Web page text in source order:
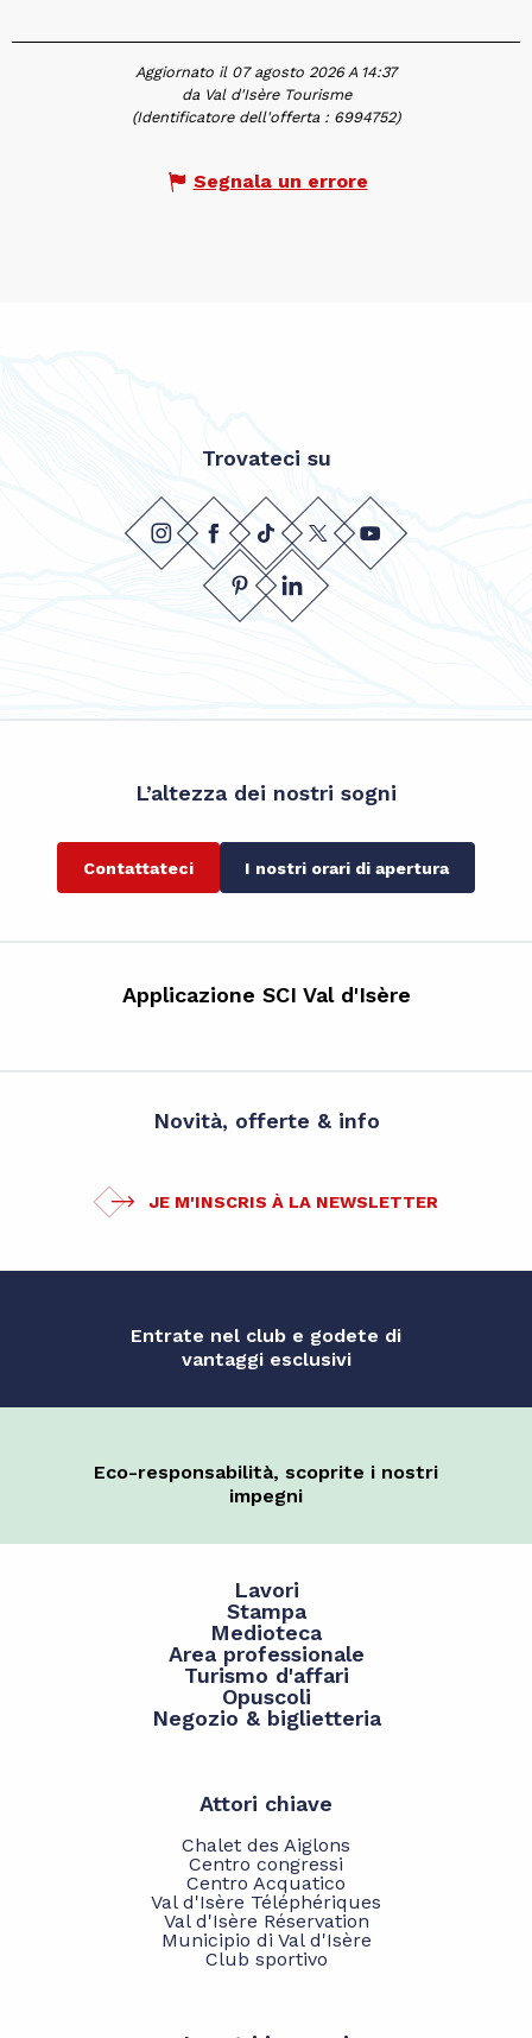
Aggiornato il 07 agosto 2026 A 14:37
da Val d'Isère Tourisme
(Identificatore dell'offerta : 6994752)
Segnala un errore
Trovateci su
L’altezza dei nostri sogni
Contattateci I nostri orari di apertura
Applicazione SCI Val d'Isère
Novità, offerte & info
JE M'INSCRIS À LA NEWSLETTER
Entrate nel club e godete di
vantaggi esclusivi
Eco-responsabilità, scoprite i nostri
impegni
Lavori
Stampa
Medioteca
Area professionale
Turismo d'affari
Opuscoli
Negozio & biglietteria
Attori chiave
Chalet des Aiglons
Centro congressi
Centro Acquatico
Val d'Isère Téléphériques
Val d'Isère Réservation
Municipio di Val d'Isère
Club sportivo